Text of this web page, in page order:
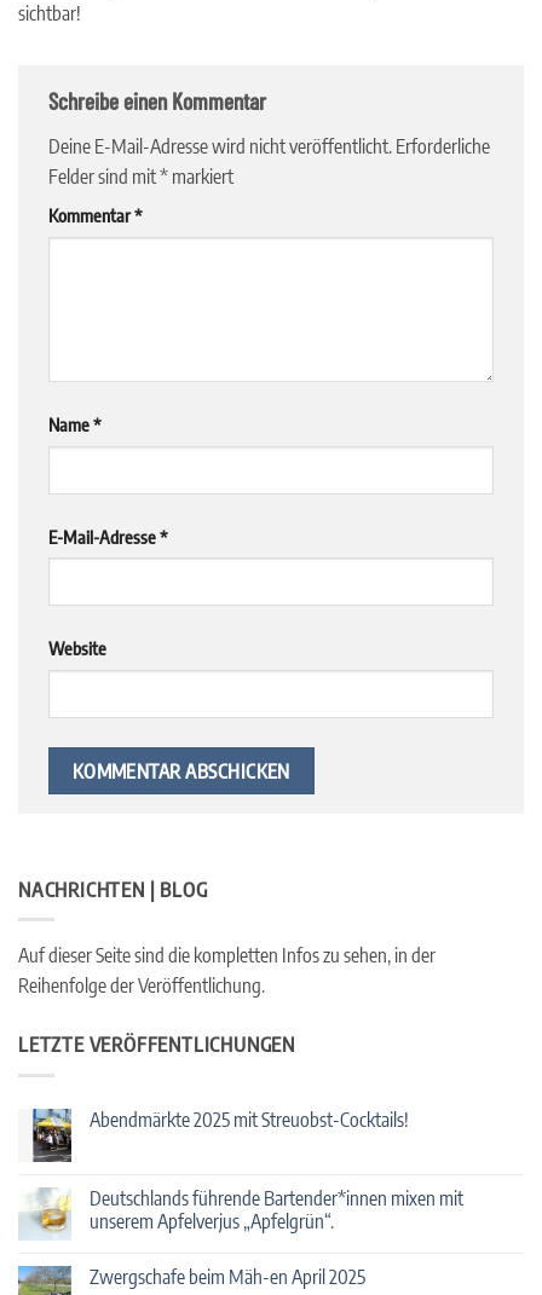
sichtbar!
Schreibe einen Kommentar
Deine E-Mail-Adresse wird nicht veröffentlicht. Erforderliche
Felder sind mit* markiert
Kommentar*
Name*
E-Mail-Adresse*
Website
NACHRICHTEN | BLOG
Auf dieser Seite sind die kompletten Infos zu sehen, in der
Reihenfolge der Veröffentlichung.
LETZTE VERÖFFENTLICHUNGEN
Abendmärkte 2025 mit Streuobst-Cocktails!
Abendmärkte
2025
mit
Deutschlands führende Bartender*innen mixen mit
unserem Apfelverjus „Apfelgrün“.
zu
Zwergschafe beim Mäh-en April 2025